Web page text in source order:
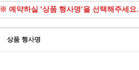
※ 예약하실 '상품 행사명'을 선택해주세요.
상품 행사명